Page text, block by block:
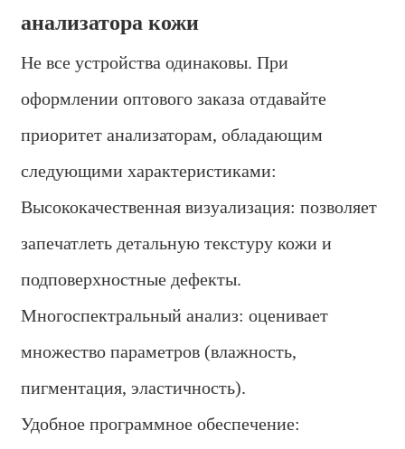
анализатора кожи
Не все устройства одинаковы. При
оформлении оптового заказа отдавайте
приоритет анализаторам, обладающим
следующими характеристиками:
Высококачественная визуализация: позволяет
запечатлеть детальную текстуру кожи и
подповерхностные дефекты.
Многоспектральный анализ: оценивает
множество параметров (влажность,
пигментация, эластичность).
Удобное программное обеспечение: